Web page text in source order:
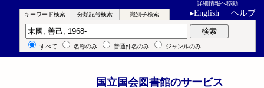
詳細情報へ移動
▸English ヘルプ
キーワード検索 分類記号検索 識別子検索
キーワード検索 検索
すべて 名称のみ 普通件名のみ ジャンルのみ
国立国会図書館のサービス